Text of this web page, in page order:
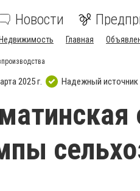
Новости
Недвижимость Главная
2025 г. Надежный источник